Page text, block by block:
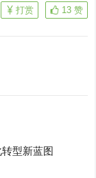
13 赞
打赏
型新蓝图